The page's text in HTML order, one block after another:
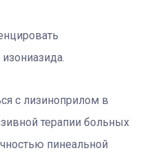
с лизиноприлом в
терапии больных
пинеальной